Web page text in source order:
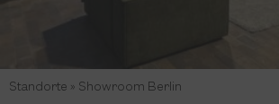
Standorte » Showroom Berlin